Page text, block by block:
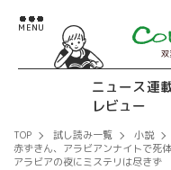
双
ニュース連
レビュー
TOP 試し読み一覧
小説
赤ずきん、アラビアンナイトで死体
アラビアの夜にミステリは尽きず